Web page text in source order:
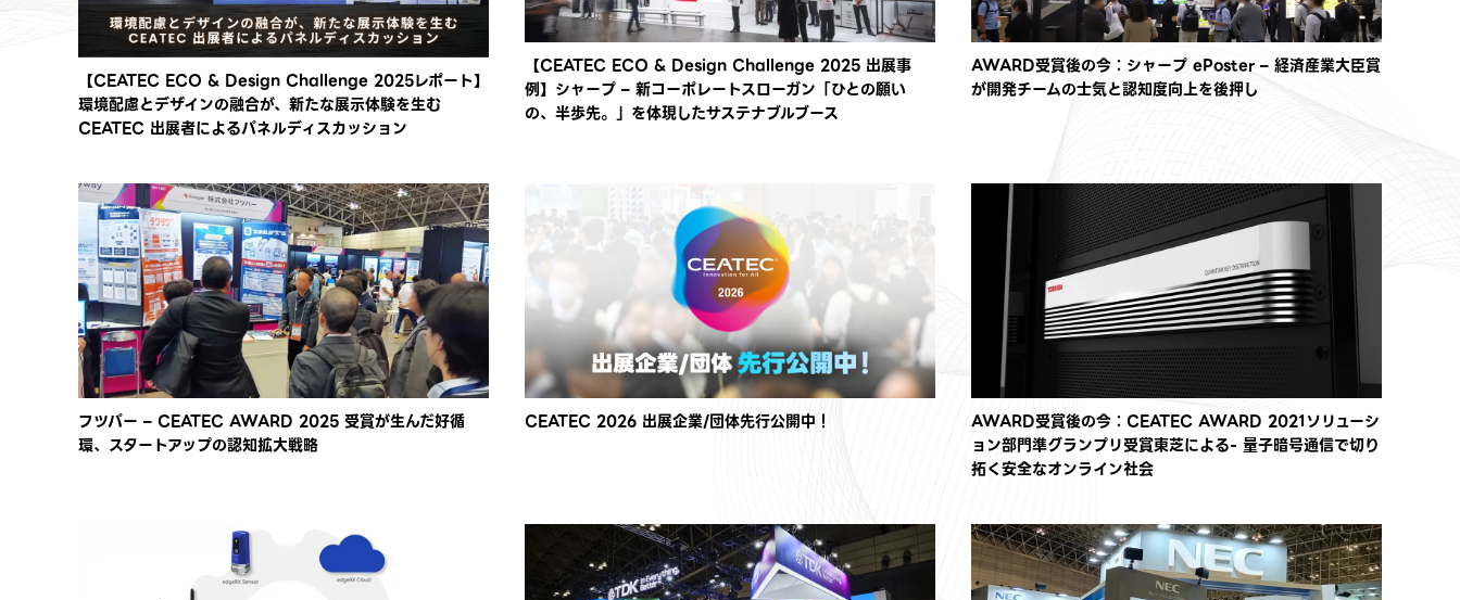
【CEATEC ECO & Design Challenge 2025レポート】
環境配慮とデザインの融合が、新たな展示体験を生む
CEATEC 出展者によるパネルディスカッション
【CEATEC ECO & Design Challenge 2025 出展事
例】シャープ – 新コーポレートスローガン「ひとの願い
の、半歩先。」を体現したサステナブルブース
AWARD受賞後の今：シャープ ePoster – 経済産業大臣賞
が開発チームの士気と認知度向上を後押し
フツパー – CEATEC AWARD 2025 受賞が生んだ好循
環、スタートアップの認知拡大戦略
CEATEC 2026 出展企業/団体先行公開中！
AWARD受賞後の今：CEATEC AWARD 2021ソリューシ
ョン部門準グランプリ受賞東芝による- 量子暗号通信で切り
拓く安全なオンライン社会